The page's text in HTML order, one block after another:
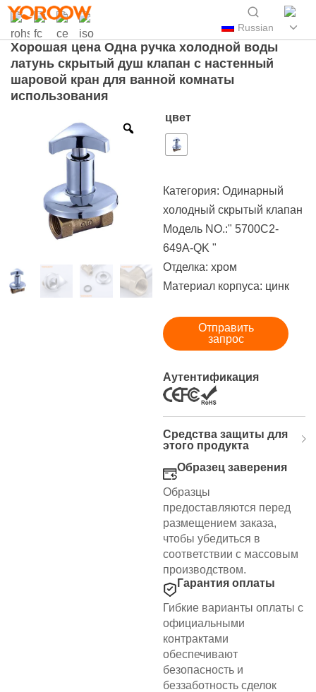
Russian
Хорошая цена Одна ручка холодной воды
латунь скрытый душ клапан с настенный
шаровой кран для ванной комнаты
использования
цвет
Категория:Одинарный
холодный скрытый клапан
Модель NO.:" 5700C2-
649A-QK "
Отделка: хром
Материал корпуса: цинк
Отправить
запрос
Аутентификация
Средства защиты для
этого продукта
Образец заверения
Образцы
предоставляются перед
размещением заказа,
чтобы убедиться в
соответствии с массовым
производством.
Гарантия оплаты
Гибкие варианты оплаты с
официальными
контрактами
обеспечивают
безопасность и
беззаботность сделок